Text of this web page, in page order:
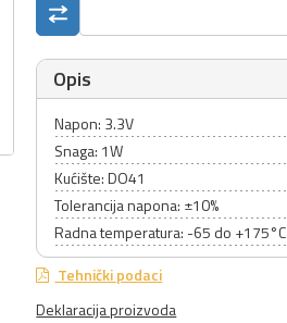
Opis
Napon: 3.3V
Snaga: 1W
Kućište: DO41
Tolerancija napona: ±10%
Radna temperatura: -65 do +175°C
Tehnički podaci
Deklaracija proizvoda